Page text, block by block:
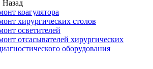
Назад
коагулятора
хирургических столов
осветителей
отсасывателей хирургических
оборудования